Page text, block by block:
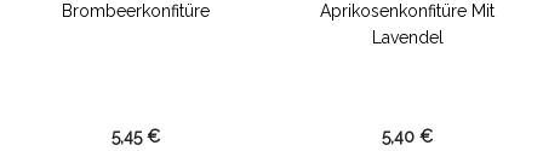
Brombeerkonfitüre
5,45 €
Aprikosenkonfitüre Mit
Lavendel
5,40 €